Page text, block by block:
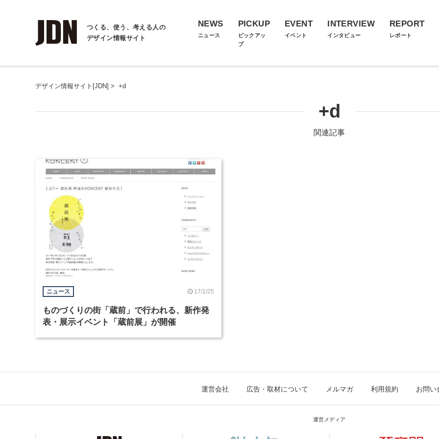
つくる、使う、考える人の
デザイン情報サイト
NEWS
ニュース
PICKUP
ピックアッ
プ
EVENT
イベント
INTERVIEW
インタビュー
REPORT
レポート
デザイン情報サイト[JDN] > +d
+d
関連記事
ニュース 17/1/25
ものづくりの街「蔵前」で行われる、新作発
表・展示イベント「蔵前展」が開催
運営会社 広告・取材について メルマガ 利用規約 お問い
運営メディア